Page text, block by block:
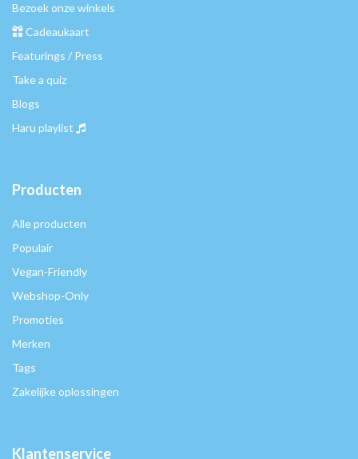
Bezoek onze winkels
Cadeaukaart
Featurings / Press
Take a quiz
Blogs
Haru playlist
Producten
Alle producten
Populair
Vegan-Friendly
Webshop-Only
Promoties
Merken
Tags
Zakelijke oplossingen
Klantenservice